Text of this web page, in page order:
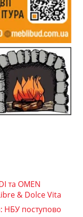
та OMEN
& Dolce Vita
НБУ поступово